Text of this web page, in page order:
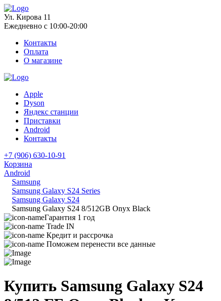
Ул. Кирова 11
Ежедневно с 10:00-20:00
Контакты
Оплата
О магазине
Apple
Dyson
Яндекс станции
Приставки
Android
Контакты
+7 (906) 630-10-91
Корзина
Android
Samsung
Samsung Galaxy S24 Series
Samsung Galaxy S24
Samsung Galaxy S24 8/512GB Onyx Black
Гарантия 1 год
Trade IN
Кредит и рассрочка
Поможем перенести все данные
Купить Samsung Galaxy S24